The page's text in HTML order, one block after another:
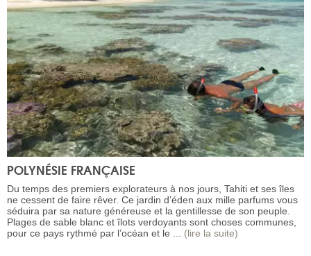
POLYNÉSIE FRANÇAISE
Du temps des premiers explorateurs à nos jours, Tahiti et ses îles
ne cessent de faire rêver. Ce jardin d’éden aux mille parfums vous
séduira par sa nature généreuse et la gentillesse de son peuple.
Plages de sable blanc et îlots verdoyants sont choses communes,
pour ce pays rythmé par l’océan et le ... (lire la suite)